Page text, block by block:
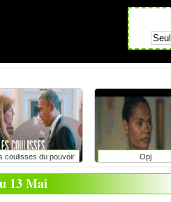
coulisses du pouvoir Opj
13 Mai